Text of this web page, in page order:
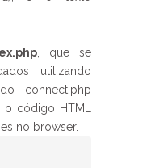
, que se
utilizando
connect.php
o código HTML
no browser.